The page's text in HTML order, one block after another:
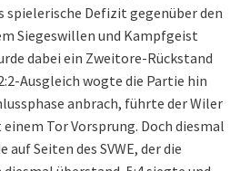
spielerische Defizit gegenüber den
Siegeswillen und Kampfgeist
dabei ein Zweitore-Rückstand
Ausgleich wogte die Partie hin
anbrach, führte der Wiler
Tor Vorsprung. Doch diesmal
auf Seiten des SVWE, der die